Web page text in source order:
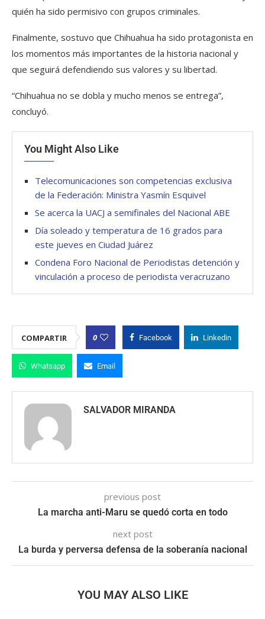
quién ha sido permisivo con grupos criminales.
Finalmente, sostuvo que Chihuahua ha sido protagonista en
los momentos más importantes de la historia nacional y
que seguirá defendiendo sus valores y su libertad.
“Chihuahua no se dobla y mucho menos se entrega”,
concluyó.
You Might Also Like
Telecomunicaciones son competencias exclusiva
de la Federación: Ministra Yasmín Esquivel
Se acerca la UACJ a semifinales del Nacional ABE
Día soleado y temperatura de 16 grados para
este jueves en Ciudad Juárez
Condena Foro Nacional de Periodistas detención y
vinculación a proceso de periodista veracruzano
COMPARTIR 0 Facebook Linkedin
Whatsapp Email
SALVADOR MIRANDA
previous post
La marcha anti-Maru se quedó corta en todo
next post
La burda y perversa defensa de la soberanía nacional
YOU MAY ALSO LIKE